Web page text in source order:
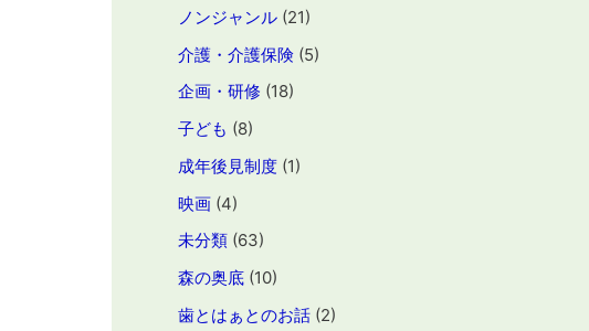
ノンジャンル (21)
介護・介護保険 (5)
企画・研修 (18)
子ども (8)
成年後見制度 (1)
映画 (4)
未分類 (63)
森の奥底 (10)
歯とはぁとのお話 (2)